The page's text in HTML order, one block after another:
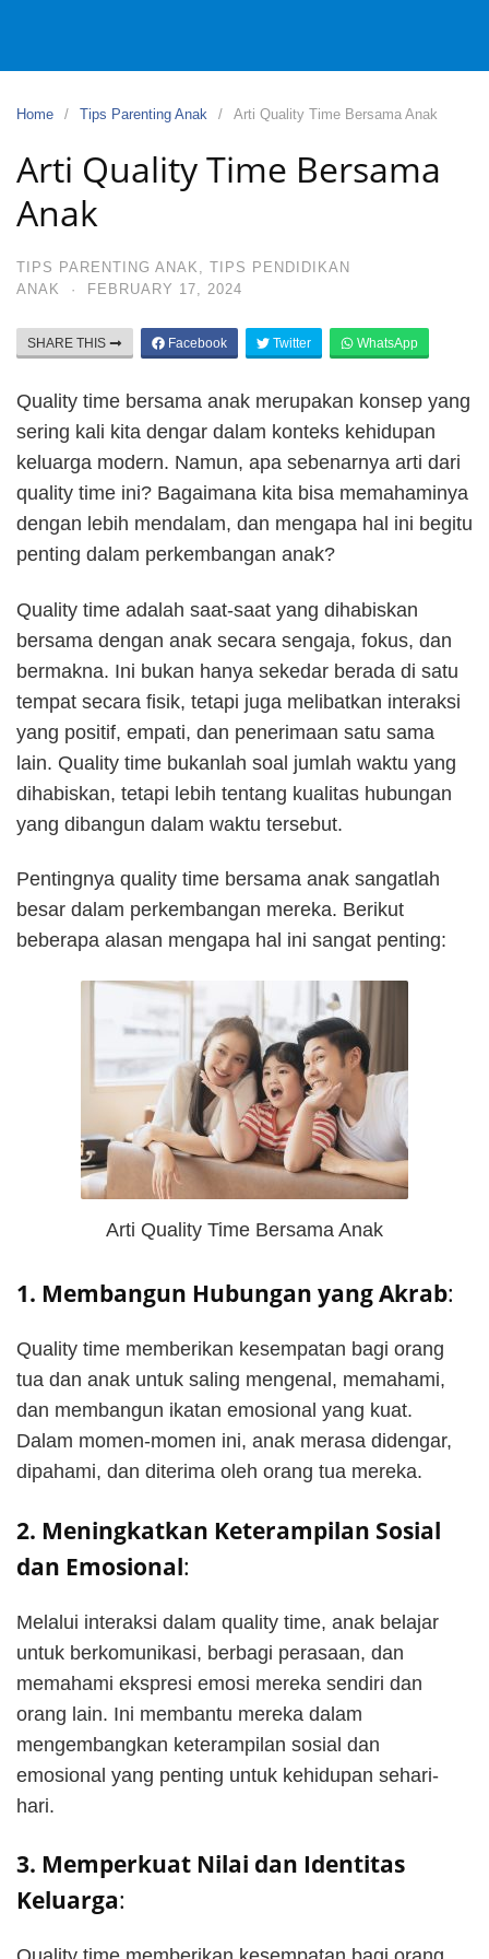
Home Tips Parenting Anak Arti Quality Time Bersama Anak
Arti Quality Time Bersama
Anak
TIPS PARENTING ANAK , TIPS PENDIDIKAN
ANAK
· FEBRUARY 17, 2024
SHARE THIS Facebook Twitter WhatsApp
Quality time bersama anak merupakan konsep yang
sering kali kita dengar dalam konteks kehidupan
keluarga modern. Namun, apa sebenarnya arti dari
quality time ini? Bagaimana kita bisa memahaminya
dengan lebih mendalam, dan mengapa hal ini begitu
penting dalam perkembangan anak?
Quality time adalah saat-saat yang dihabiskan
bersama dengan anak secara sengaja, fokus, dan
bermakna. Ini bukan hanya sekedar berada di satu
tempat secara fisik, tetapi juga melibatkan interaksi
yang positif, empati, dan penerimaan satu sama
lain. Quality time bukanlah soal jumlah waktu yang
dihabiskan, tetapi lebih tentang kualitas hubungan
yang dibangun dalam waktu tersebut.
Pentingnya quality time bersama anak sangatlah
besar dalam perkembangan mereka. Berikut
beberapa alasan mengapa hal ini sangat penting:
Arti Quality Time Bersama Anak
1. Membangun Hubungan yang Akrab:
Quality time memberikan kesempatan bagi orang
tua dan anak untuk saling mengenal, memahami,
dan membangun ikatan emosional yang kuat.
Dalam momen-momen ini, anak merasa didengar,
dipahami, dan diterima oleh orang tua mereka.
2. Meningkatkan Keterampilan Sosial
dan Emosional:
Melalui interaksi dalam quality time, anak belajar
untuk berkomunikasi, berbagi perasaan, dan
memahami ekspresi emosi mereka sendiri dan
orang lain. Ini membantu mereka dalam
mengembangkan keterampilan sosial dan
emosional yang penting untuk kehidupan sehari-
hari.
3. Memperkuat Nilai dan Identitas
Keluarga: